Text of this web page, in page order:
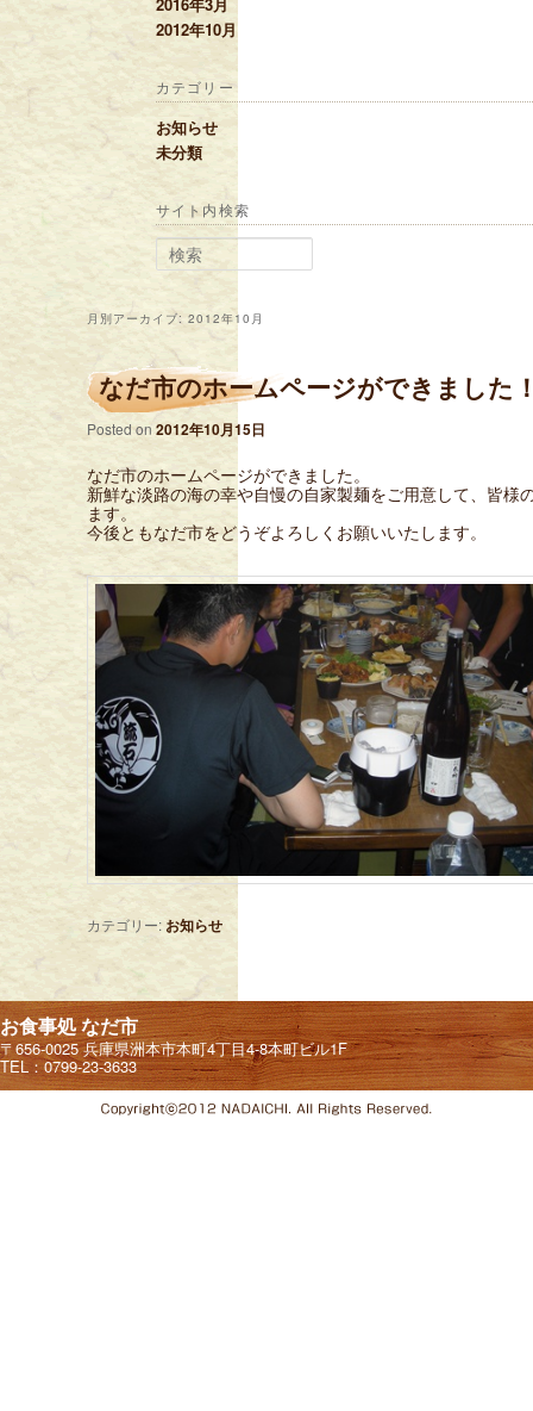
2012年10月
カテゴリー
お知らせ
未分類
サイト内検索
検索
月別アーカイブ:2012年10月
なだ市のホームページができました
Posted on2012年10月15日
なだ市のホームページができました。
新鮮な淡路の海の幸や自慢の自家製麺をご用意して、皆様
ます。
今後ともなだ市をどうぞよろしくお願いいたします。
カテゴリー: お知らせ
お食事処 なだ市
〒656-0025 兵庫県洲本市本町4丁目4-8本町ビル1F
TEL：0799-23-3633